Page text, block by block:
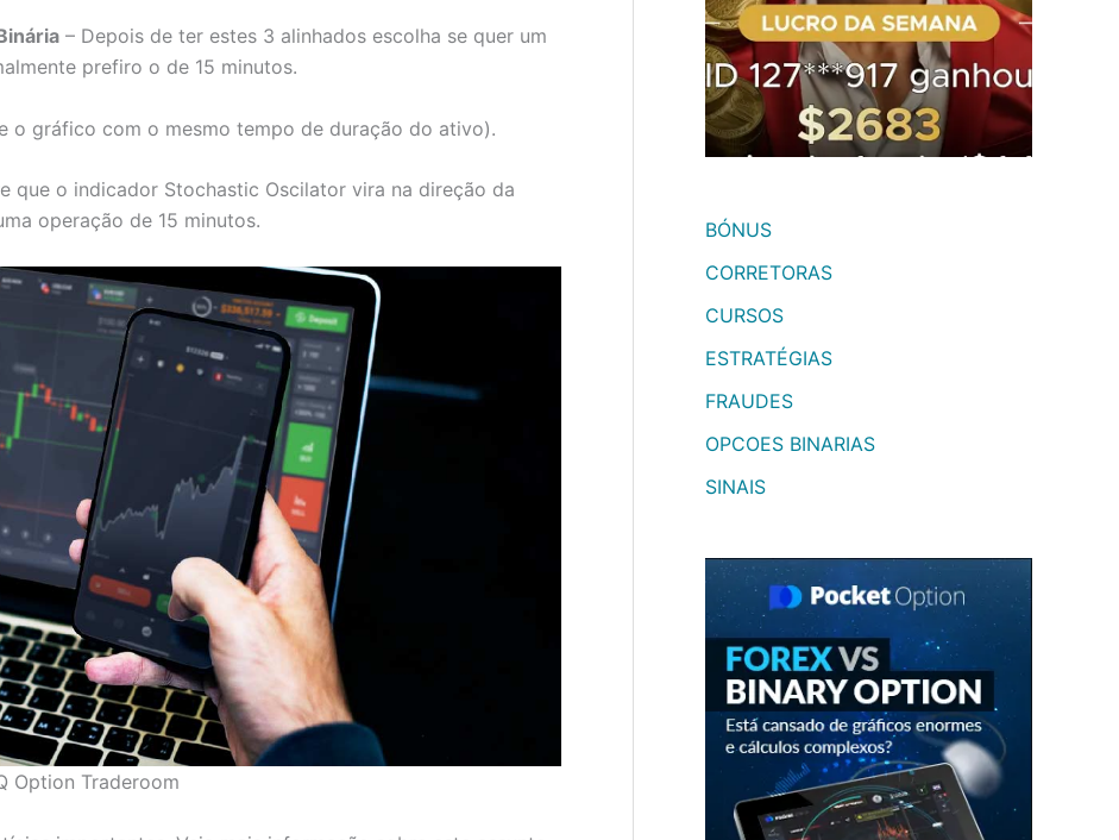
– Depois de ter estes 3 alinhados escolha se quer um
prefiro o de 15 minutos.
o gráfico com o mesmo tempo de duração do ativo).
que o indicador Stochastic Oscilator vira na direção da
operação de 15 minutos.
Option Traderoom
BÓNUS
CORRETORAS
CURSOS
ESTRATÉGIAS
FRAUDES
OPCOES BINARIAS
SINAIS